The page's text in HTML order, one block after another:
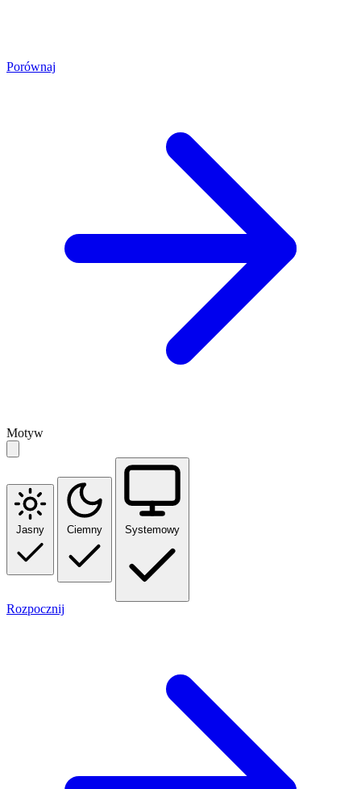
Porównaj
Motyw
Jasny Ciemny Systemowy
Rozpocznij